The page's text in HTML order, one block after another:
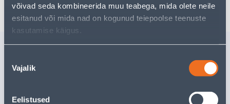
võivad seda kombineerida muu teabega, mida olete neile
esitanud või mida nad on kogunud teiepoolse teenuste
kasutamise käigus.
valik
Vajalik
Eelistused
Sarnased tooted
MUST